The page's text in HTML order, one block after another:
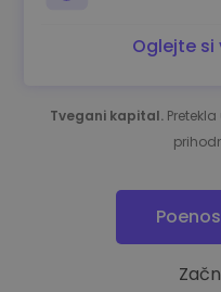
Oglejte
Tvegani kapital.